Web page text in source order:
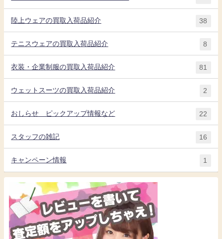
陸上ウェアの買取入荷品紹介 38
テニスウェアの買取入荷品紹介 8
衣装・企業制服の買取入荷品紹介 81
ウェットスーツの買取入荷品紹介 2
おしらせ ピックアップ情報など 22
スタッフの雑記 16
キャンペーン情報 1